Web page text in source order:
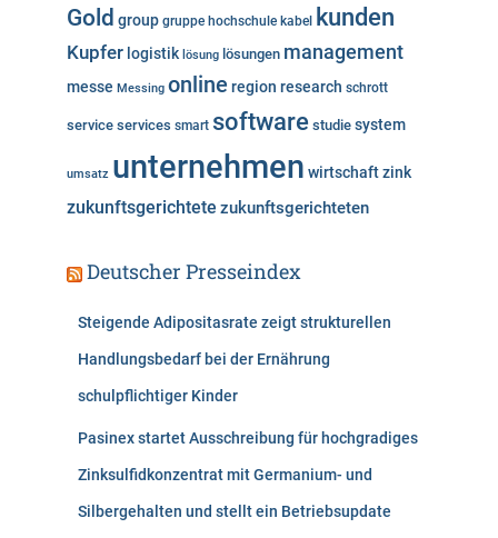
Gold group gruppe hochschule kabel kunden
Kupfer logistik lösung lösungen management
messe Messing online region research schrott
service services smart software studie system
umsatz unternehmen wirtschaftzink
zukunftsgerichtete zukunftsgerichteten
Deutscher Presseindex
Steigende Adipositasrate zeigt strukturellen
Handlungsbedarf bei der Ernährung
schulpflichtiger Kinder
Pasinex startet Ausschreibung für hochgradiges
Zinksulfidkonzentrat mit Germanium- und
Silbergehalten und stellt ein Betriebsupdate